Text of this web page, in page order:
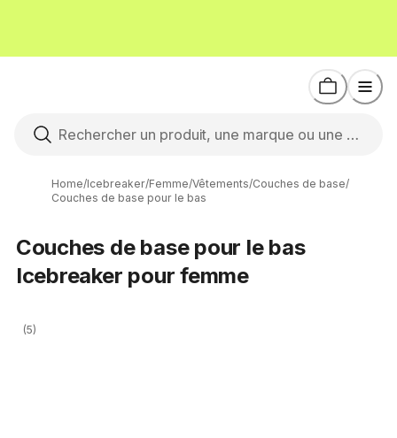
Home/Icebreaker/Femme/Vêtements/Couches de base/
Couches de base pour le bas
Couches de base pour le bas
Icebreaker pour femme
(5)